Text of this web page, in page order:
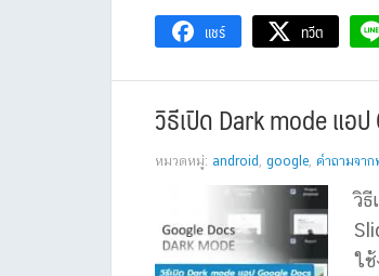
แชร์ ทวีต
วิธีเปิด Dark mode แอ
หมวดหมู่: android , google, คำถามจาก
วิ
ใช้